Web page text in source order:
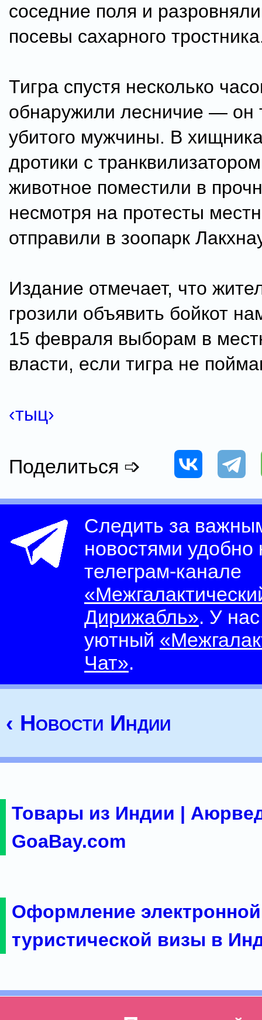
соседние поля и
посевы сахарного
Тигра спустя несколько
обнаружили лесничие — он
убитого мужчины. В
дротики с
животное поместили в
несмотря на протесты
отправили в зоопарк
Издание отмечает, что
грозили объявить бойкот
15 февраля выборам в
власти, если тигра не
‹тыц›
Поделиться ➩
Следить за
новостями
телеграм-канале
Дирижабль». У
уютный
Чат».
‹ Новости Индии
Товары из Индии |
GoaBay.com
Оформление электронной
туристической визы в